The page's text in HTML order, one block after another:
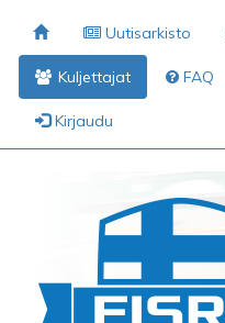
Uutisarkisto
Kuljettajat FAQ
Kirjaudu